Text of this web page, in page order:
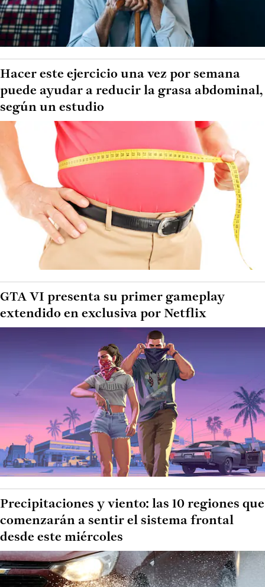
Hacer este ejercicio una vez por semana
puede ayudar a reducir la grasa abdominal,
según un estudio
GTA VI presenta su primer gameplay
extendido en exclusiva por Netflix
Precipitaciones y viento: las 10 regiones que
comenzarán a sentir el sistema frontal
desde este miércoles